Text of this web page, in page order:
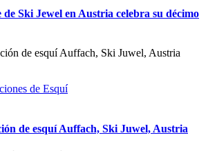
Ski Jewel en Austria celebra su décimo
de Esquí
de esquí Auffach, Ski Juwel, Austria